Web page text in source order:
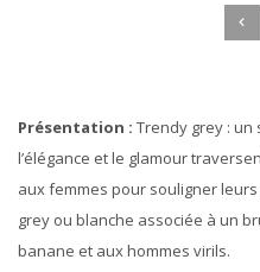
Présentation : Trendy grey :
l’élégance et le glamour
aux femmes pour souligner
grey ou blanche associée à un
banane et aux hommes virils.